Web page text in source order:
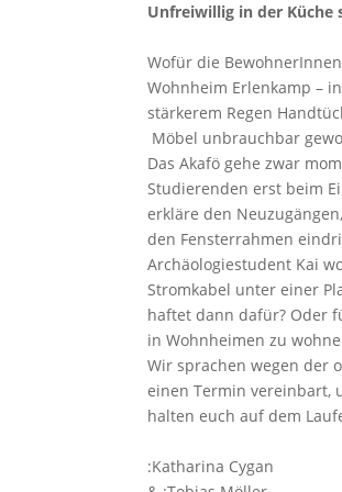
Unfreiwillig in der Küche
Wofür die
Wohnheim Erlenkamp –
stärkerem Regen
Möbel unbrauchbar
Das Akafö gehe zwar
Studierenden erst beim
erkläre den
den Fensterrahmen
Archäologiestudent Kai
Stromkabel unter einer
haftet dann dafür? Oder
in Wohnheimen zu
Wir sprachen wegen der
einen Termin vereinbart,
halten euch auf dem
:Katharina Cygan